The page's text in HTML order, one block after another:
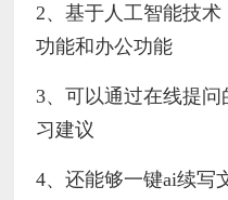
2、基于人工智能技
功能和办公功能
3、可以通过在线提
习建议
4、还能够一键ai续写